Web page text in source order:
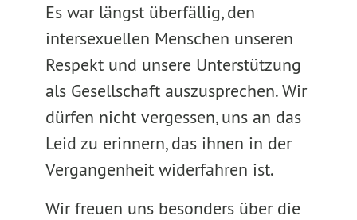
Es war längst überfällig, den
intersexuellen Menschen unseren
Respekt und unsere Unterstützung
als Gesellschaft auszusprechen. Wir
dürfen nicht vergessen, uns an das
Leid zu erinnern, das ihnen in der
Vergangenheit widerfahren ist.
Wir freuen uns besonders über die